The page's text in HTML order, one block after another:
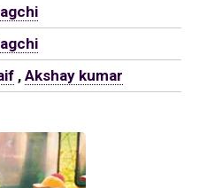
, Akshay kumar